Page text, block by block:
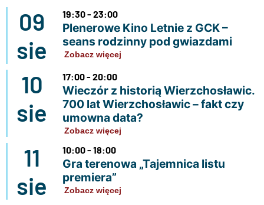
09
sie
19:30 - 23:00
Plenerowe Kino Letnie z GCK –
seans rodzinny pod gwiazdami
Zobacz więcej
10
sie
17:00 - 20:00
Wieczór z historią Wierzchosławic.
700 lat Wierzchosławic – fakt czy
umowna data?
Zobacz więcej
11
sie
10:00 - 18:00
Gra terenowa „Tajemnica listu
premiera”
Zobacz więcej